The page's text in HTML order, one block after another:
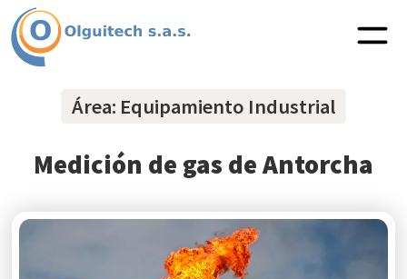
Área: Equipamiento Industrial
Medición de gas de Antorcha